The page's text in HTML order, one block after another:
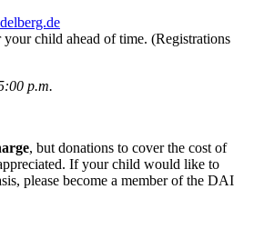
your child ahead of time. (Registrations
p.m.
, but donations to cover the cost of
If your child would like to
please become a member of the DAI